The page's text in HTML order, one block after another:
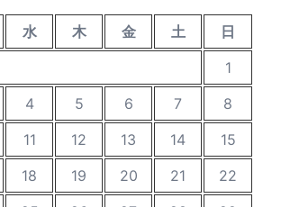
水 木 金 土
日
1
4 5 6 7
8
11 12 13 14
15
18 19 20 21
22